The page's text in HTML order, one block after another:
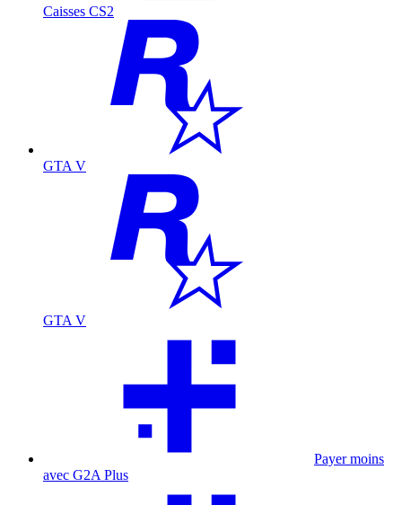
Caisses CS2
GTA V
GTA V
Payer moins
avec G2A Plus